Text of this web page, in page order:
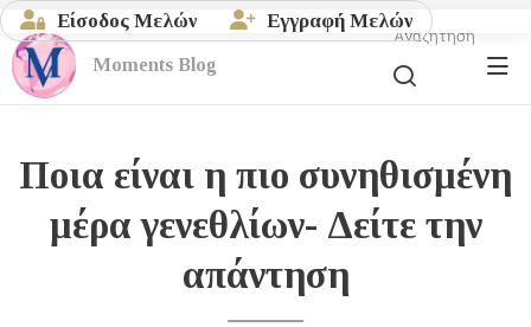
Είσοδος Μελών Εγγραφή Μελών
Moments Blog
Αναζήτηση
Ποια είναι η πιο συνηθισμένη
μέρα γενεθλίων- Δείτε την
απάντηση